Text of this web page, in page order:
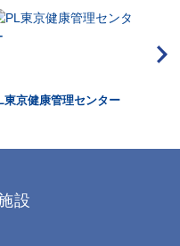
東京健康管理センター
設